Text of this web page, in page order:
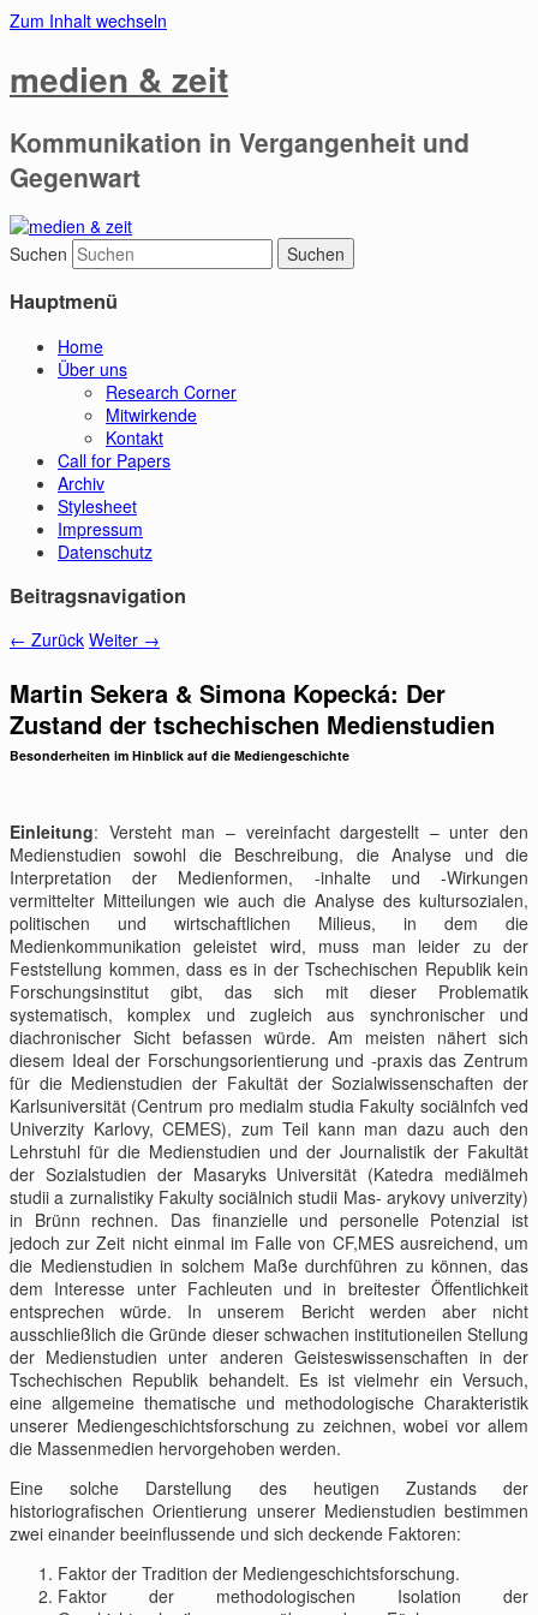
Zum Inhalt wechseln
medien & zeit
Kommunikation in Vergangenheit und
Gegenwart
Suchen
Hauptmenü
Home
Über uns
Research Corner
Mitwirkende
Kontakt
Call for Papers
Archiv
Stylesheet
Impressum
Datenschutz
Beitragsnavigation
← Zurück Weiter →
Martin Sekera & Simona Kopecká: Der
Zustand der tschechischen Medienstudien
Besonderheiten im Hinblick auf die Mediengeschichte
Einleitung: Versteht man – vereinfacht dargestellt – unter den
Medienstudien sowohl die Beschreibung, die Analyse und die
Interpretation der Medienformen, -inhalte und -Wirkungen
vermittelter Mitteilungen wie auch die Analyse des kultursozialen,
politischen und wirtschaftlichen Milieus, in dem die
Medienkommunikation geleistet wird, muss man leider zu der
Feststellung kommen, dass es in der Tschechischen Republik kein
Forschungsinstitut gibt, das sich mit dieser Problematik
systematisch, komplex und zugleich aus synchronischer und
diachronischer Sicht befassen würde. Am meisten nähert sich
diesem Ideal der Forschungsorientierung und -praxis das Zentrum
für die Medienstudien der Fakultät der Sozialwissenschaften der
Karlsuniversität (Centrum pro medialm studia Fakulty sociälnfch ved
Univerzity Karlovy, CEMES), zum Teil kann man dazu auch den
Lehrstuhl für die Medienstudien und der Journalistik der Fakultät
der Sozialstudien der Masaryks Universität (Katedra mediälmeh
studii a zurnalistiky Fakulty sociälnich studii Mas- arykovy univerzity)
in Brünn rechnen. Das finanzielle und personelle Potenzial ist
jedoch zur Zeit nicht einmal im Falle von CF,MES ausreichend, um
die Medienstudien in solchem Maße durchführen zu können, das
dem Interesse unter Fachleuten und in breitester Öffentlichkeit
entsprechen würde. In unserem Bericht werden aber nicht
ausschließlich die Gründe dieser schwachen institutioneilen Stellung
der Medienstudien unter anderen Geisteswissenschaften in der
Tschechischen Republik behandelt. Es ist vielmehr ein Versuch,
eine allgemeine thematische und methodologische Charakteristik
unserer Mediengeschichtsforschung zu zeichnen, wobei vor allem
die Massenmedien hervorgehoben werden.
Eine solche Darstellung des heutigen Zustands der
historiografischen Orientierung unserer Medienstudien bestimmen
zwei einander beeinflussende und sich deckende Faktoren:
Faktor der Tradition der Mediengeschichtsforschung.
Faktor der methodologischen Isolation der